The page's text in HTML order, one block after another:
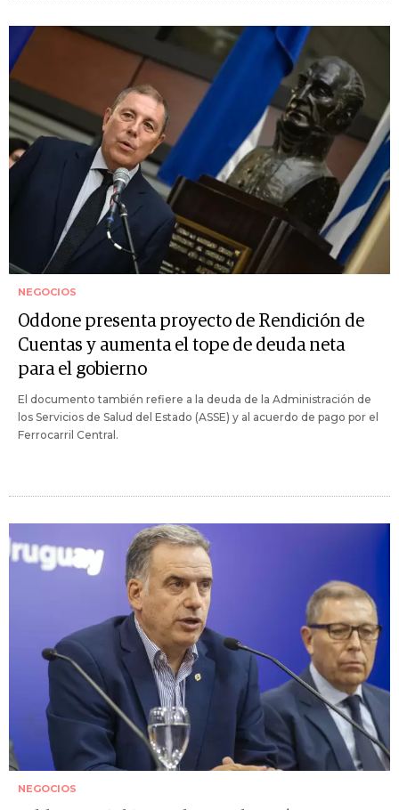
NEGOCIOS
Oddone presenta proyecto de Rendición de
Cuentas y aumenta el tope de deuda neta
para el gobierno
El documento también refiere a la deuda de la Administración de
los Servicios de Salud del Estado (ASSE) y al acuerdo de pago por el
Ferrocarril Central.
NEGOCIOS